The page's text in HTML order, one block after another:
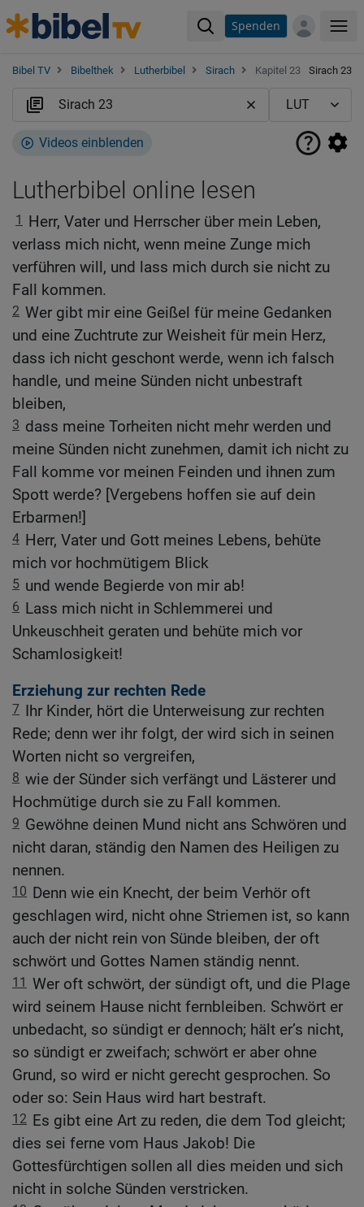
Spenden
Bibel TV Bibelthek Lutherbibel Sirach Kapitel 23 Sirach 23
Videos einblenden
Lutherbibel online lesen
1 Herr, Vater und Herrscher über mein Leben,
verlass mich nicht, wenn meine Zunge mich
verführen will, und lass mich durch sie nicht zu
Fall kommen.
2 Wer gibt mir eine Geißel für meine Gedanken
und eine Zuchtrute zur Weisheit für mein Herz,
dass ich nicht geschont werde, wenn ich falsch
handle, und meine Sünden nicht unbestraft
bleiben,
3 dass meine Torheiten nicht mehr werden und
meine Sünden nicht zunehmen, damit ich nicht zu
Fall komme vor meinen Feinden und ihnen zum
Spott werde? [Vergebens hoffen sie auf dein
Erbarmen!]
4 Herr, Vater und Gott meines Lebens, behüte
mich vor hochmütigem Blick
5 und wende Begierde von mir ab!
6 Lass mich nicht in Schlemmerei und
Unkeuschheit geraten und behüte mich vor
Schamlosigkeit!
Erziehung zur rechten Rede
7 Ihr Kinder, hört die Unterweisung zur rechten
Rede; denn wer ihr folgt, der wird sich in seinen
Worten nicht so vergreifen,
8 wie der Sünder sich verfängt und Lästerer und
Hochmütige durch sie zu Fall kommen.
9 Gewöhne deinen Mund nicht ans Schwören und
nicht daran, ständig den Namen des Heiligen zu
nennen.
10 Denn wie ein Knecht, der beim Verhör oft
geschlagen wird, nicht ohne Striemen ist, so kann
auch der nicht rein von Sünde bleiben, der oft
schwört und Gottes Namen ständig nennt.
11 Wer oft schwört, der sündigt oft, und die Plage
wird seinem Hause nicht fernbleiben. Schwört er
unbedacht, so sündigt er dennoch; hält er’s nicht,
so sündigt er zweifach; schwört er aber ohne
Grund, so wird er nicht gerecht gesprochen. So
oder so: Sein Haus wird hart bestraft.
12 Es gibt eine Art zu reden, die dem Tod gleicht;
dies sei ferne vom Haus Jakob! Die
Gottesfürchtigen sollen all dies meiden und sich
nicht in solche Sünden verstricken.